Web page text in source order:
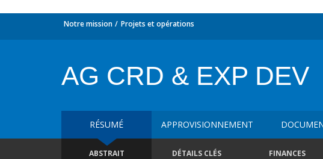
Notre mission Projets et opérations
AG CRD & EXP DEV
RÉSUMÉ APPROVISIONNEMENT
ABSTRAIT DÉTAILS CLÉS FINANCES